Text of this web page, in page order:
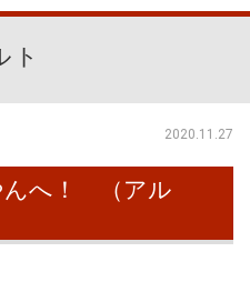
ト
2020.11.27
んへ！ （アル